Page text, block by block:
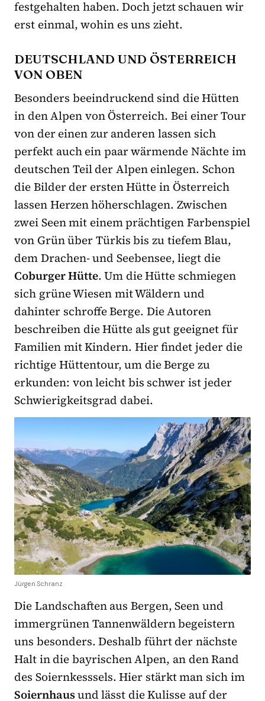
festgehalten haben. Doch jetzt schauen wir
erst einmal, wohin es uns zieht.
DEUTSCHLAND UND ÖSTERREICH
VON OBEN
Besonders beeindruckend sind die Hütten
in den Alpen von Österreich. Bei einer Tour
von der einen zur anderen lassen sich
perfekt auch ein paar wärmende Nächte im
deutschen Teil der Alpen einlegen. Schon
die Bilder der ersten Hütte in Österreich
lassen Herzen höherschlagen. Zwischen
zwei Seen mit einem prächtigen Farbenspiel
von Grün über Türkis bis zu tiefem Blau,
dem Drachen- und Seebensee, liegt die
Coburger Hütte. Um die Hütte schmiegen
sich grüne Wiesen mit Wäldern und
dahinter schroffe Berge. Die Autoren
beschreiben die Hütte als gut geeignet für
Familien mit Kindern. Hier findet jeder die
richtige Hüttentour, um die Berge zu
erkunden: von leicht bis schwer ist jeder
Schwierigkeitsgrad dabei.
Jürgen Schranz
Die Landschaften aus Bergen, Seen und
immergrünen Tannenwäldern begeistern
uns besonders. Deshalb führt der nächste
Halt in die bayrischen Alpen, an den Rand
des Soiernkesssels. Hier stärkt man sich im
Soiernhausund lässt die Kulisse auf der